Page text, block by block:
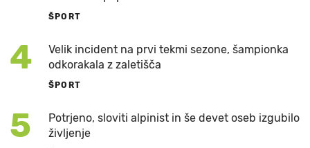
ŠPORT
4
Velik incident na prvi tekmi sezone, šampionka
odkorakala z zaletišča
ŠPORT
5
Potrjeno, sloviti alpinist in še devet oseb izgubilo
življenje